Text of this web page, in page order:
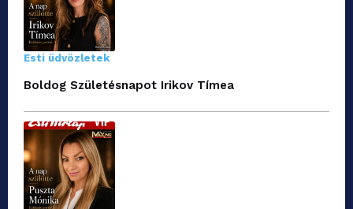
Esti üdvözletek
Boldog Születésnapot Irikov Tímea